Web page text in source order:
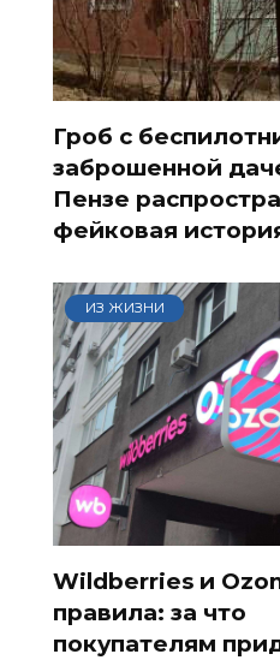
Гроб с
заброшенной
Пензе
фейковая
ИЗ ЖИЗНИ
Wildberries и
правила: за что
покупателям